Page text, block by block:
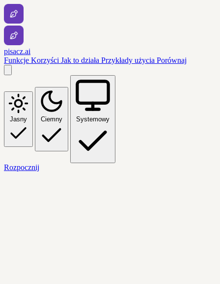
pisacz.ai
Funkcje Korzyści Jak to działa Przykłady użycia Porównaj
Jasny Ciemny Systemowy
Rozpocznij